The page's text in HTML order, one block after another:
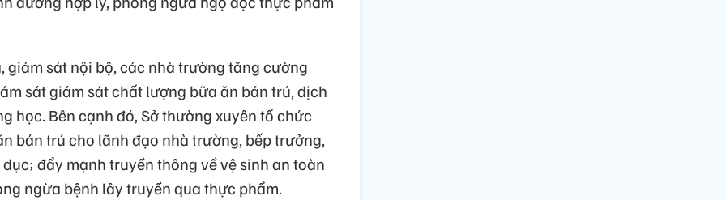
giám sát nội bộ, các nhà trường tăng cường
sát giám sát chất lượng bữa ăn bán trú, dịch
học. Bên cạnh đó, Sở thường xuyên tổ chức
bán trú cho lãnh đạo nhà trường, bếp trưởng,
đẩy mạnh truyền thông về vệ sinh an toàn
ngừa bệnh lây truyền qua thực phẩm.